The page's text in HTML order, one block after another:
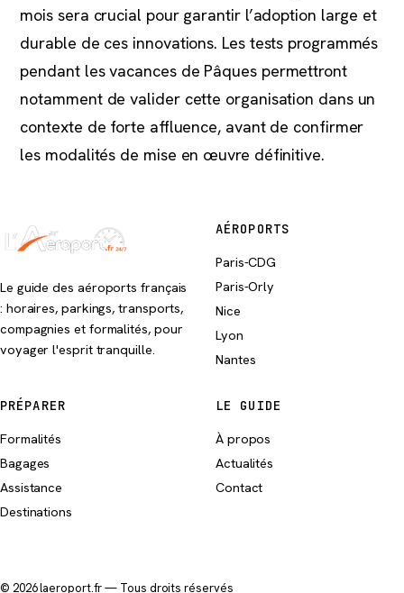
mois sera crucial pour garantir l’adoption large et
durable de ces innovations. Les tests programmés
pendant les vacances de Pâques permettront
notamment de valider cette organisation dans un
contexte de forte affluence, avant de confirmer
les modalités de mise en œuvre définitive.
Le guide des aéroports français
: horaires, parkings, transports,
compagnies et formalités, pour
voyager l'esprit tranquille.
AÉROPORTS
Paris-CDG
Paris-Orly
Nice
Lyon
Nantes
PRÉPARER
Formalités
Bagages
Assistance
Destinations
LE GUIDE
À propos
Actualités
Contact
© 2026 laeroport.fr — Tous droits réservés